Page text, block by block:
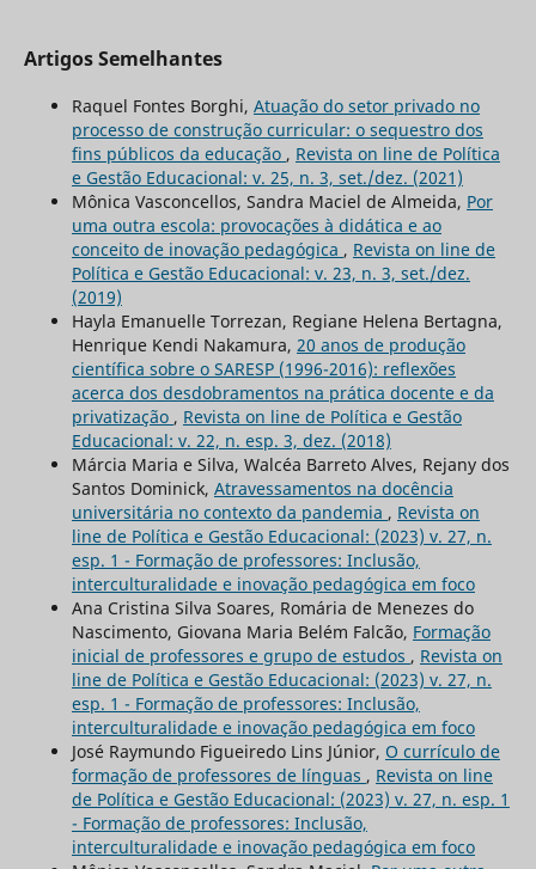
Artigos Semelhantes
Raquel Fontes Borghi, Atuação do setor privado no
processo de construção curricular: o sequestro dos
fins públicos da educação , Revista on line de Política
e Gestão Educacional: v. 25, n. 3, set./dez. (2021)
Mônica Vasconcellos, Sandra Maciel de Almeida, Por
uma outra escola: provocações à didática e ao
conceito de inovação pedagógica , Revista on line de
Política e Gestão Educacional: v. 23, n. 3, set./dez.
(2019)
Hayla Emanuelle Torrezan, Regiane Helena Bertagna,
Henrique Kendi Nakamura, 20 anos de produção
científica sobre o SARESP (1996-2016): reflexões
acerca dos desdobramentos na prática docente e da
privatização , Revista on line de Política e Gestão
Educacional: v. 22, n. esp. 3, dez. (2018)
Márcia Maria e Silva, Walcéa Barreto Alves, Rejany dos
Santos Dominick, Atravessamentos na docência
universitária no contexto da pandemia , Revista on
line de Política e Gestão Educacional: (2023) v. 27, n.
esp. 1 - Formação de professores: Inclusão,
interculturalidade e inovação pedagógica em foco
Ana Cristina Silva Soares, Romária de Menezes do
Nascimento, Giovana Maria Belém Falcão, Formação
inicial de professores e grupo de estudos , Revista on
line de Política e Gestão Educacional: (2023) v. 27, n.
esp. 1 - Formação de professores: Inclusão,
interculturalidade e inovação pedagógica em foco
José Raymundo Figueiredo Lins Júnior, O currículo de
formação de professores de línguas , Revista on line
de Política e Gestão Educacional: (2023) v. 27, n. esp. 1
- Formação de professores: Inclusão,
interculturalidade e inovação pedagógica em foco